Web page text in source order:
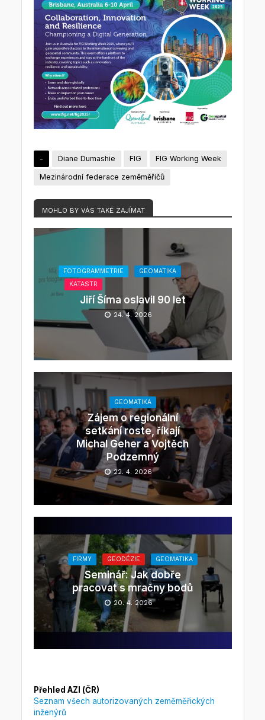
- Diane Dumashie FIG FIG Working Week
Mezinárodní federace zeměměřičů
MOHLO BY VÁS TAKÉ ZAJÍMAT
FOTOGRAMMETRIE
GEOMATIKA
KATASTR
Jiří Šíma oslavil 90 let
24. 4. 2026
GEOMATIKA
Zájem o regionální
setkání roste, říkají
Michal Geher a Vojtěch
Podzemný
22. 4. 2026
FIRMY GEODÉZIE GEOMATIKA
Seminář: Jak dobře
pracovat s mračny bodů
20. 4. 2026
Přehled AZI (ČR)
Seznam všech autorizovaných zeměměřických
inženýrů